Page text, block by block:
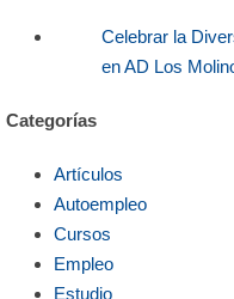
Celebrar la
en AD Los
Categorías
Artículos
Autoempleo
Cursos
Empleo
Estudio